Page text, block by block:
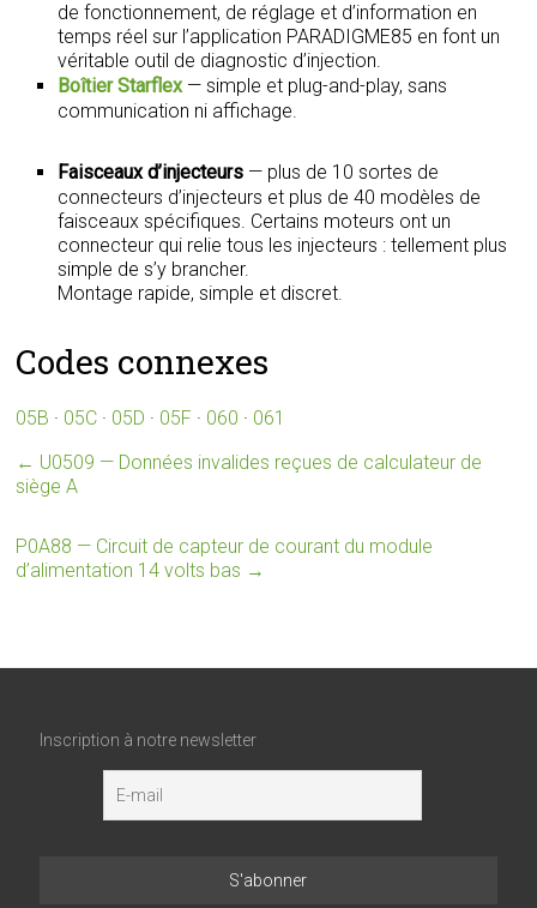
de fonctionnement, de réglage et d’information en
temps réel sur l’application PARADIGME85 en font un
véritable outil de diagnostic d’injection.
Boîtier Starflex— simple et plug-and-play, sans
communication ni affichage.
Faisceaux d’injecteurs — plus de 10 sortes de
connecteurs d’injecteurs et plus de 40 modèles de
faisceaux spécifiques. Certains moteurs ont un
connecteur qui relie tous les injecteurs : tellement plus
simple de s’y brancher.
Montage rapide, simple et discret.
Codes connexes
05B · 05C · 05D · 05F · 060 · 061
← U0509 — Données invalides reçues de calculateur de
siège A
P0A88 — Circuit de capteur de courant du module
d’alimentation 14 volts bas →
Inscription à notre newsletter